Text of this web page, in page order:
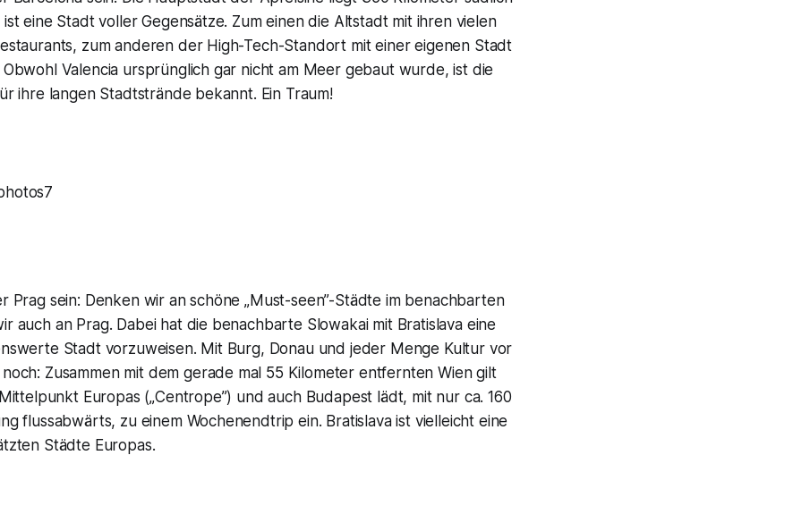
eine Stadt voller Gegensätze. Zum einen die Altstadt mit ihren vielen
zum anderen der High-Tech-Standort mit einer eigenen Stadt
Valencia ursprünglich gar nicht am Meer gebaut wurde, ist die
ihre langen Stadtstrände bekannt. Ein Traum!
Prag sein: Denken wir an schöne „Must-seen”-Städte im benachbarten
auch an Prag. Dabei hat die benachbarte Slowakai mit Bratislava eine
Stadt vorzuweisen. Mit Burg, Donau und jeder Menge Kultur vor
Zusammen mit dem gerade mal 55 Kilometer entfernten Wien gilt
Europas („Centrope”) und auch Budapest lädt, mit nur ca. 160
flussabwärts, zu einem Wochenendtrip ein. Bratislava ist vielleicht eine
Städte Europas.